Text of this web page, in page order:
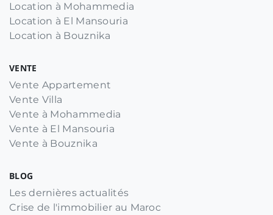
Location à Mohammedia
Location à El Mansouria
Location à Bouznika
VENTE
Vente Appartement
Vente Villa
Vente à Mohammedia
Vente à El Mansouria
Vente à Bouznika
BLOG
Les dernières actualités
Crise de l'immobilier au Maroc